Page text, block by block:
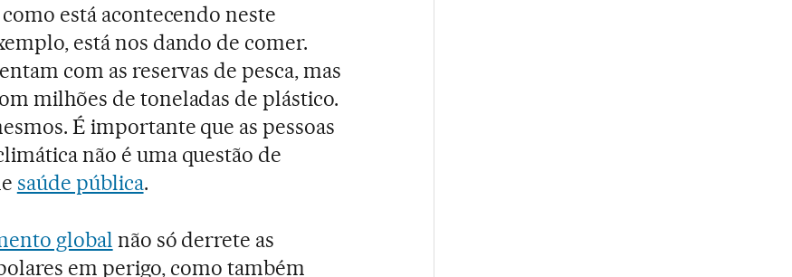
está acontecendo neste
está nos dando de comer.
com as reservas de pesca, mas
milhões de toneladas de plástico.
É importante que as pessoas
não é uma questão de
saúde pública.
global não só derrete as
em perigo, como também